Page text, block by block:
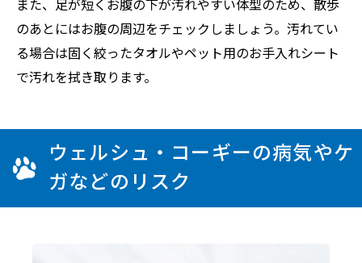
また、足が短くお腹の下が汚れやすい体型のため、散歩
のあとにはお腹の周辺をチェックしましょう。汚れてい
る場合は固く絞ったタオルやペット用のお手入れシート
で汚れを拭き取ります。
ウェルシュ・コーギーの病気やケ
ガなどのリスク